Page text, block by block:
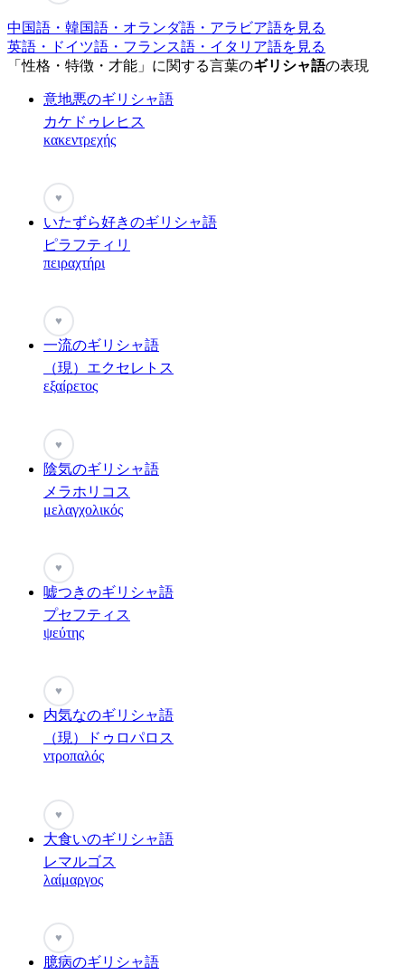
中国語・韓国語・オランダ語・アラビア語を見る
英語・ドイツ語・フランス語・イタリア語を見る
「性格・特徴・才能」に関する言葉のギリシャ語の表現
意地悪のギリシャ語
カケドゥレヒス
κακεντρεχής
♥
いたずら好きのギリシャ語
ピラフティリ
πειραχτήρι
♥
一流のギリシャ語
（現）エクセレトス
εξαίρετος
♥
陰気のギリシャ語
メラホリコス
μελαγχολικός
♥
嘘つきのギリシャ語
プセフティス
ψεύτης
♥
内気なのギリシャ語
（現）ドゥロパロス
ντροπαλός
♥
大食いのギリシャ語
レマルゴス
λαίμαργος
♥
臆病のギリシャ語